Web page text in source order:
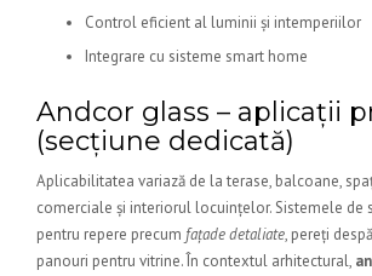
Control eficient al luminii și intemperiilor
Integrare cu sisteme smart home
Andcor glass – aplicații
(secțiune dedicată)
Aplicabilitatea variază de la terase, balcoane,
comerciale și interiorul locuințelor. Sistemele de
pentru repere precum fațade detaliate, pereți
panouri pentru vitrine. În contextul arhitectural,